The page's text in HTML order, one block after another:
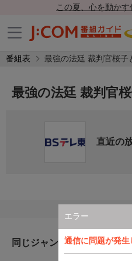
この夏、心を動か
番組表 最強の法廷 裁判官桜子
エラー
通信に問題が発
最強の法廷 裁判官
直近の
同じジャンルのおすすめ番